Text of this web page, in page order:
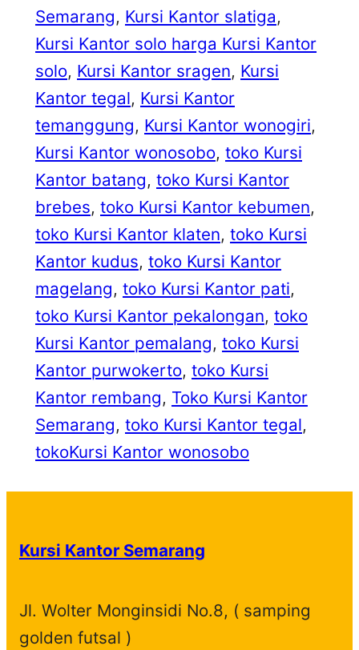
Semarang, Kursi Kantor slatiga
Kursi Kantor solo harga Kursi Kantor
solo, Kursi Kantor sragen, Kursi
Kantor tegal, Kursi Kantor
temanggung, Kursi Kantor wonogiri
Kursi Kantor wonosobo, toko Kursi
Kantor batang, toko Kursi Kantor
brebes, toko Kursi Kantor kebumen
toko Kursi Kantor klaten, toko Kursi
Kantor kudus, toko Kursi Kantor
magelang, toko Kursi Kantor pati
toko Kursi Kantor pekalongan, toko
Kursi Kantor pemalang, toko Kursi
Kantor purwokerto, toko Kursi
Kantor rembang, Toko Kursi Kantor
Semarang, toko Kursi Kantor tegal
tokoKursi Kantor wonosobo
Kursi Kantor Semarang
Jl. Wolter Monginsidi No.8, ( samping
golden futsal )